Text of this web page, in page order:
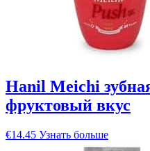
Hanil Meichi
фруктовый вкус
€14.45 Узнать больше